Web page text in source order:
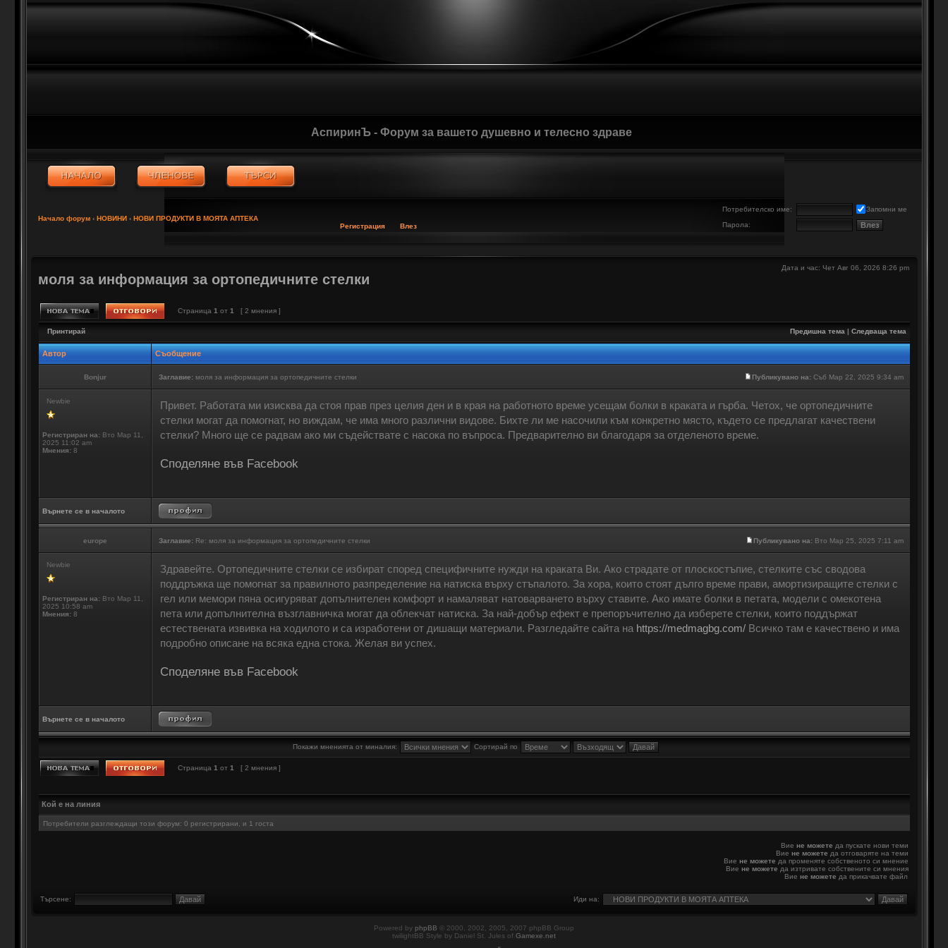
АспиринЪ - Форум за вашето душевно и телесно здраве
Потребителско име:
Запомни ме
Парола:
Начало форум ‹ НОВИНИ ‹ НОВИ ПРОДУКТИ В МОЯТА АПТЕКА
Регистрация
Влез
Дата и час: Чет Авг 06, 2026 8:26 pm
моля за информация за ортопедичните стелки
Страница 1 от 1 [ 2 мнения ]
Принтирай Предишна тема | Следваща тема
Автор Съобщение
Bonjur Заглавие:моля за информация за ортопедичните стелки Публикувано на:Съб Мар 22, 2025 9:34 am
Newbie
Регистриран на:Вто Мар 11,
2025 11:02 am
Мнения:8
Привет. Работата ми изисква да стоя прав през целия ден и в края на работното време усещам болки в краката и гърба. Четох, че ортопедичните
стелки могат да помогнат, но виждам, че има много различни видове. Бихте ли ме насочили към конкретно място, където се предлагат качествени
стелки? Много ще се радвам ако ми съдействате с насока по въпроса. Предварително ви благодаря за отделеното време.
Споделяне във Facebook
Върнете се в началото
europe Заглавие:Re: моля за информация за ортопедичните стелки Публикувано на:Вто Мар 25, 2025 7:11 am
Newbie
Регистриран на:Вто Мар 11,
2025 10:58 am
Мнения:8
Здравейте. Ортопедичните стелки се избират според специфичните нужди на краката Ви. Ако страдате от плоскостъпие, стелките със сводова
поддръжка ще помогнат за правилното разпределение на натиска върху стъпалото. За хора, които стоят дълго време прави, амортизиращите стелки с
гел или мемори пяна осигуряват допълнителен комфорт и намаляват натоварването върху ставите. Ако имате болки в петата, модели с омекотена
пета или допълнителна възглавничка могат да облекчат натиска. За най-добър ефект е препоръчително да изберете стелки, които поддържат
естествената извивка на ходилото и са изработени от дишащи материали. Разгледайте сайта на https://medmagbg.com/Всичко там е качествено и има
подробно описане на всяка една стока. Желая ви успех.
Споделяне във Facebook
Върнете се в началото
Покажи мненията от миналия: Сортирай по
Страница 1 от 1 [ 2 мнения ]
Кой е на линия
Потребители разглеждащи този форум: 0 регистрирани, и 1 госта
Вие не можете да пускате нови теми
Вие не можете да отговаряте на теми
Вие не можете да променяте собственото си мнение
Вие не можете да изтривате собствените си мнения
Вие не можете да прикачвате файл
Търсене: Иди на:
Powered by phpBB © 2000, 2002, 2005, 2007 phpBB Group
twilightBB Style by Daniel St. Jules of Gamexe.net